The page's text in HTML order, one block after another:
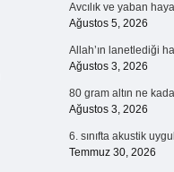
Avcılık ve yaban
Ağustos 5, 2026
Allah’ın lanetlediği
Ağustos 3, 2026
80 gram altın ne
Ağustos 3, 2026
6. sınıfta akustik
Temmuz 30, 2026